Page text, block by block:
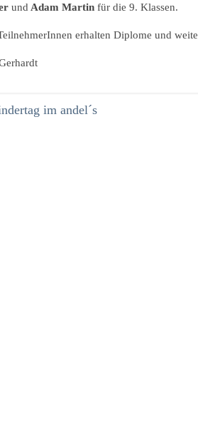
und Adam Martin für die 9. Klassen.
erhalten Diplome und
im andel´s